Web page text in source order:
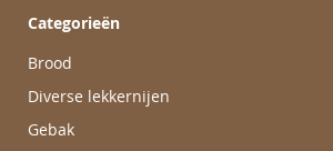
Categorieën
Brood
Diverse lekkernijen
Gebak